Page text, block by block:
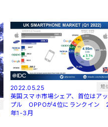
2022.05.25 短
英国スマホ市場シェア、首位はアッ
プル OPPOが4位にランクイン
年1-3月